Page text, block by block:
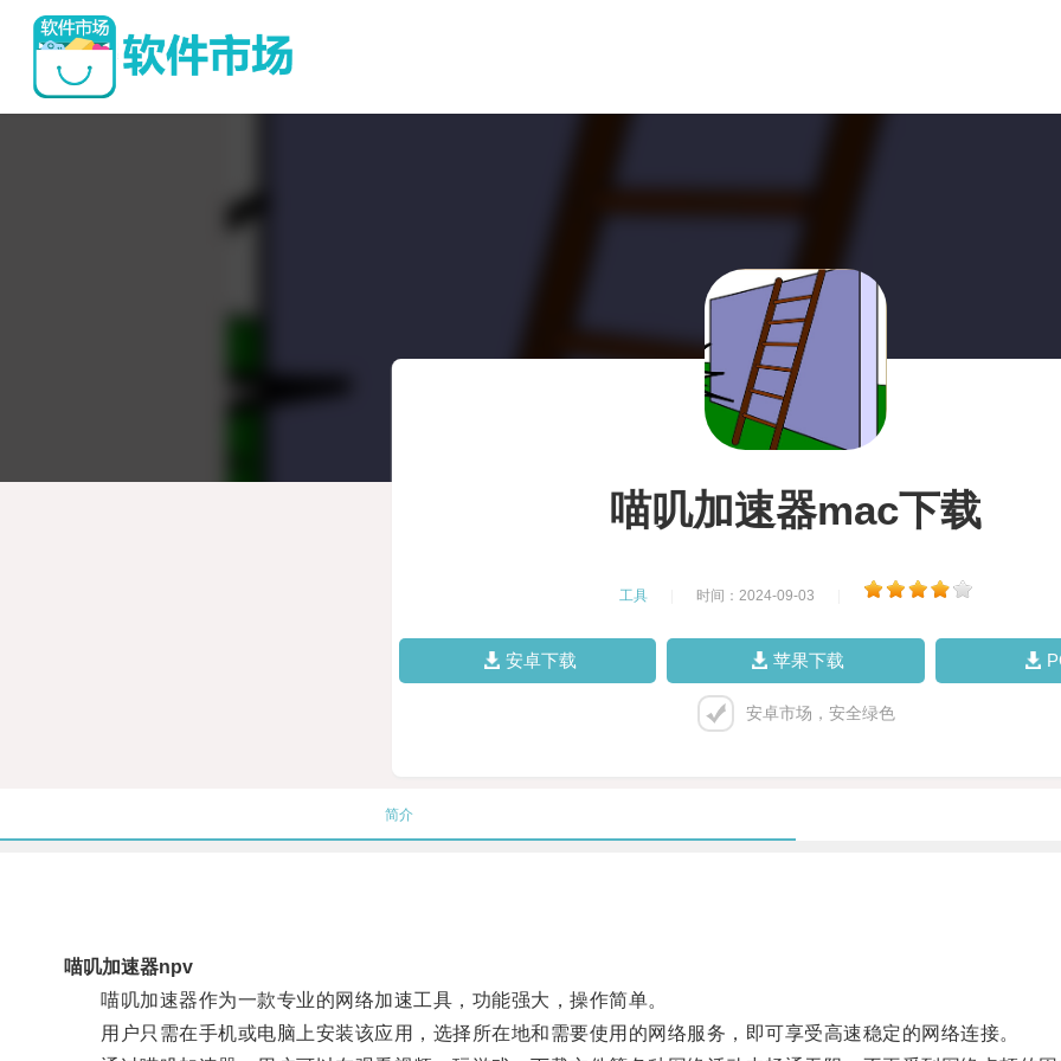
喵叽加速器mac下载
工具 时间：2024-09-03
安卓下载 苹果下载
安卓市场，安全绿色
简介
喵叽加速器npv
喵叽加速器作为一款专业的网络加速工具，功能强大，操作简单。
用户只需在手机或电脑上安装该应用，选择所在地和需要使用的网络服务，即可享受高速稳定的网络连接。